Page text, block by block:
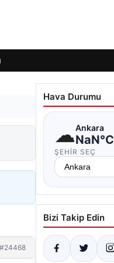
#24468
Hava Durumu
☁Ankara
NaN°C
ŞEHIR SEÇ
Bizi Takip Edin